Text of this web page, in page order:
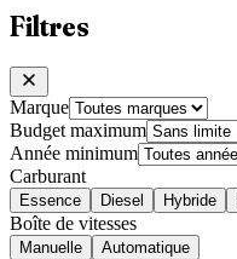
Filtres
Marque
Budget maximum
Année minimum
Carburant
Essence Diesel Hybride
Boîte de vitesses
Manuelle Automatique